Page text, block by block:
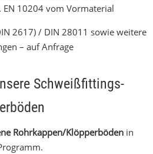
10204 vom Vormaterial
2617) / DIN 28011 sowie weitere
– auf Anfrage
Schweißfittings-
Rohrkappen/Klöpperbödenin